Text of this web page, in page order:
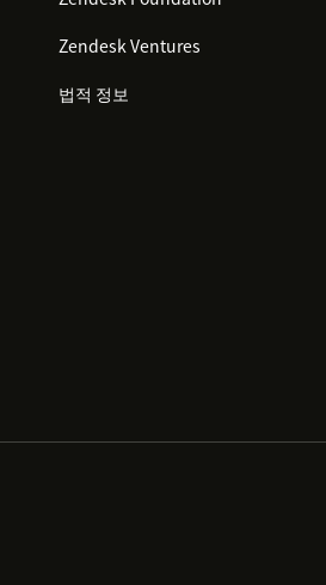
Zendesk Ventures
법적 정보